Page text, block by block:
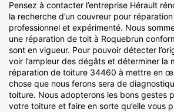
Pensez à contacter l’entreprise Hérault
la recherche d’un couvreur pour
professionnel et expérimenté. Nous
une réparation de toit à Roquebrun
sont en vigueur. Pour pouvoir détecter
voir l’ampleur des dégâts et déterminer la
réparation de toiture 34460 à mettre en
chose que nous ferons sera de
toiture. Nous adopterons les bons gestes
votre toiture et faire en sorte qu’elle vous